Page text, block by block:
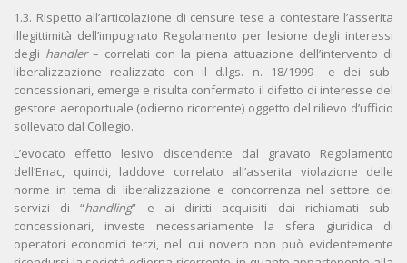
1.3. Rispetto all’articolazione di censure tese a contestare l’asserita
illegittimità dell’impugnato Regolamento per lesione degli interessi
degli handler– correlati con la piena attuazione dell’intervento di
liberalizzazione realizzato con il d.lgs. n. 18/1999 –e dei sub-
concessionari, emerge e risulta confermato il difetto di interesse del
gestore aeroportuale (odierno ricorrente) oggetto del rilievo d’ufficio
sollevato dal Collegio.
L’evocato effetto lesivo discendente dal gravato Regolamento
dell’Enac, quindi, laddove correlato all’asserita violazione delle
norme in tema di liberalizzazione e concorrenza nel settore dei
servizi di “handling” e ai diritti acquisiti dai richiamati sub-
concessionari, investe necessariamente la sfera giuridica di
operatori economici terzi, nel cui novero non può evidentemente